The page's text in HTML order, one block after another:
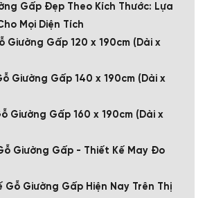
Gấp Đẹp Theo Kích Thước: Lựa
Mọi Diện Tích
Giường Gấp 120 x 190cm (Dài x
Giường Gấp 140 x 190cm (Dài x
Giường Gấp 160 x 190cm (Dài x
Giường Gấp - Thiết Kế May Đo
Gỗ Giường Gấp Hiện Nay Trên Thị